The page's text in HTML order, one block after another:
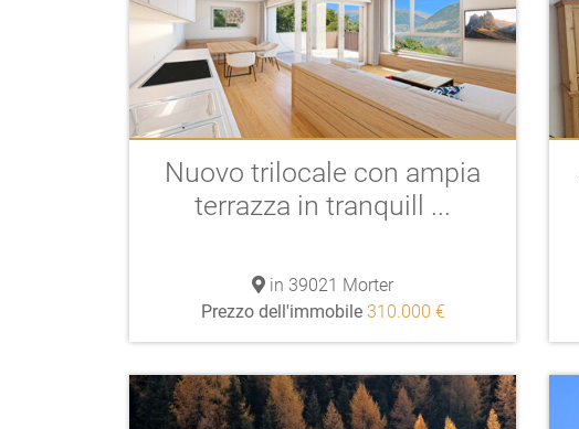
Nuovo trilocale con ampia
terrazza in tranquill ...
in 39021 Morter
Prezzo dell'immobile 310.000 €